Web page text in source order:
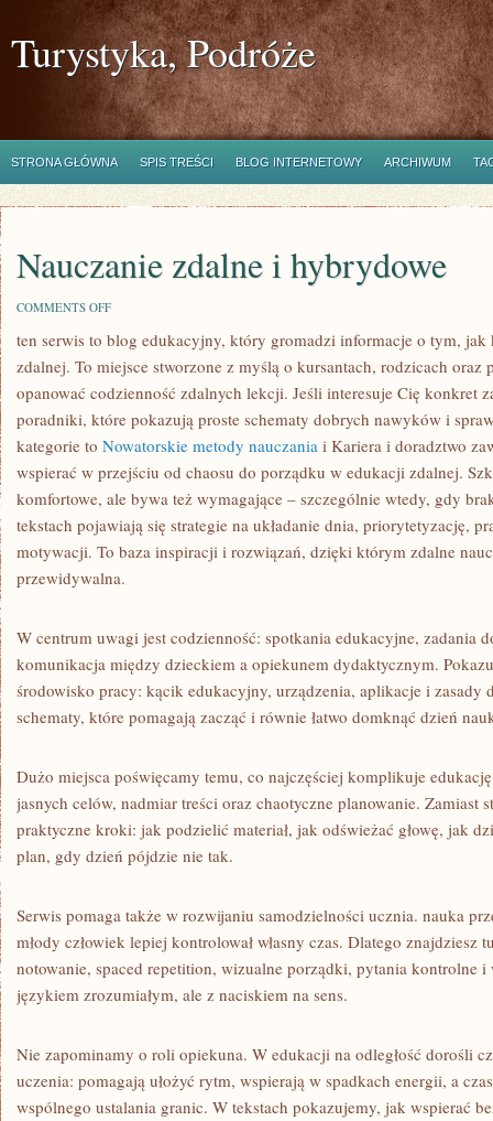
Turystyka, Podróże
STRONA GŁÓWNA SPIS TREŚCI BLOG INTERNETOWY ARCHIWUM
Nauczanie zdalne i hybrydowe
COMMENTS OFFON
ZDALNE
HYBRYDOWE
ten serwis to blog edukacyjny, który gromadzi informacje o tym, jak
zdalnej. To miejsce stworzone z myślą o kursantach, rodzicach oraz
opanować codzienność zdalnych lekcji. Jeśli interesuje Cię konkret
poradniki, które pokazują proste schematy dobrych nawyków i
kategorie to Nowatorskie metody nauczania i Kariera i doradztwo
wspierać w przejściu od chaosu do porządku w edukacji zdalnej.
komfortowe, ale bywa też wymagające – szczególnie wtedy, gdy
tekstach pojawiają się strategie na układanie dnia, priorytetyzację,
motywacji. To baza inspiracji i rozwiązań, dzięki którym zdalne
przewidywalna.
W centrum uwagi jest codzienność: spotkania edukacyjne, zadania
komunikacja między dzieckiem a opiekunem dydaktycznym.
środowisko pracy: kącik edukacyjny, urządzenia, aplikacje i zasady
schematy, które pomagają zacząć i równie łatwo domknąć dzień
Dużo miejsca poświęcamy temu, co najczęściej komplikuje
jasnych celów, nadmiar treści oraz chaotyczne planowanie. Zamiast
praktyczne kroki: jak podzielić materiał, jak odświeżać głowę, jak
plan, gdy dzień pójdzie nie tak.
Serwis pomaga także w rozwijaniu samodzielności ucznia. nauka
młody człowiek lepiej kontrolował własny czas. Dlatego znajdziesz
notowanie, spaced repetition, wizualne porządki, pytania kontrolne
językiem zrozumiałym, ale z naciskiem na sens.
Nie zapominamy o roli opiekuna. W edukacji na odległość dorośli
uczenia: pomagają ułożyć rytm, wspierają w spadkach energii, a
wspólnego ustalania granic. W tekstach pokazujemy, jak wspierać